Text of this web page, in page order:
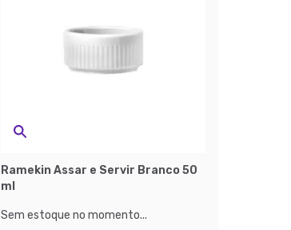
Ramekin Assar e Servir Branco 50
ml
Sem estoque no momento...